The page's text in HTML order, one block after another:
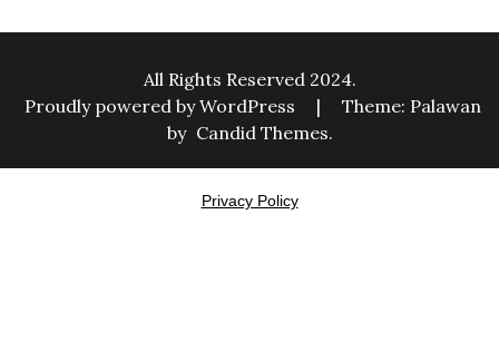
All Rights Reserved 2024.
Proudly powered by WordPress
|
Theme: Palawan
by Candid Themes.
Privacy Policy